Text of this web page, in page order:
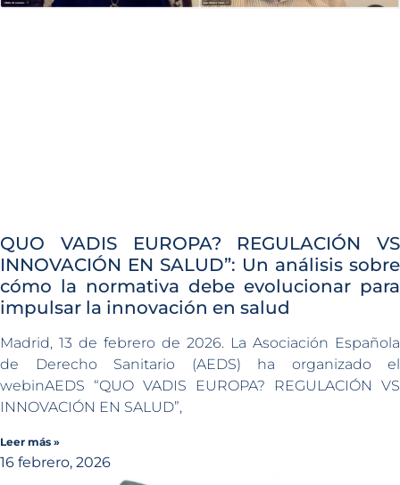
QUO VADIS EUROPA? REGULACIÓN VS
INNOVACIÓN EN SALUD”: Un análisis sobre
cómo la normativa debe evolucionar para
impulsar la innovación en salud
Madrid, 13 de febrero de 2026. La Asociación Española
de Derecho Sanitario (AEDS) ha organizado el
webinAEDS “QUO VADIS EUROPA? REGULACIÓN VS
INNOVACIÓN EN SALUD”,
Leer más »
16 febrero, 2026